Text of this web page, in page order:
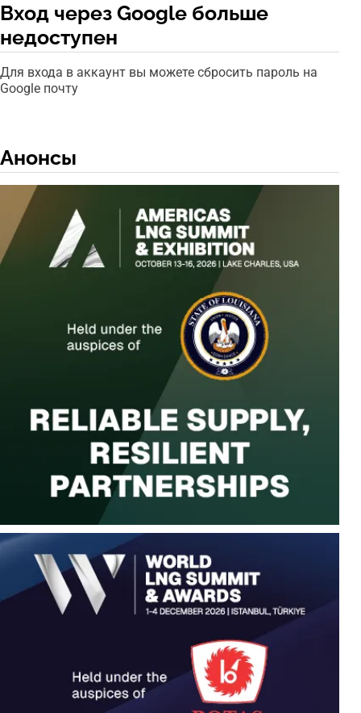
Вход через Google больше
недоступен
Для входа в аккаунт вы можете сбросить пароль на
Google почту
Анонсы